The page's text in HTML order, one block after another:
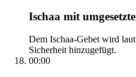
Ischaa mit
Dem Ischaa-Gebet wird
Sicherheit hinzugefügt.
00:00